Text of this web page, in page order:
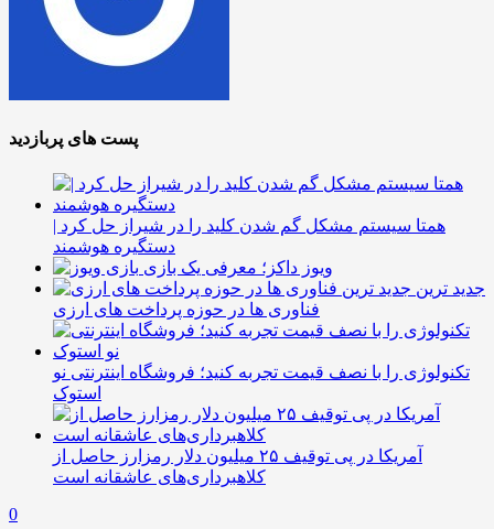
پست های پربازدید
همتا سیستم مشکل گم شدن کلید را در شیراز حل کرد |
دستگیره هوشمند
ویوز داکز؛ معرفی یک بازی
جدید ترین
فناوری ها در حوزه پرداخت های ارزی
تکنولوژی را با نصف قیمت تجربه کنید؛ فروشگاه اینترنتی نو
استوک
آمریکا در پی توقیف ۲۵ میلیون دلار رمزارز حاصل از
کلاهبرداری‌های عاشقانه است
0